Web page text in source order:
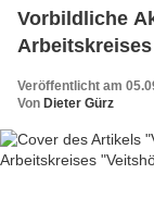
Vorbildliche
Veröffentlicht am
Von Dieter Gürz